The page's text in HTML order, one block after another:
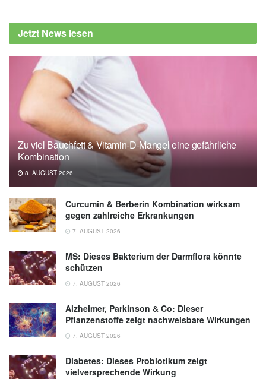
Jetzt News lesen
Zu viel Bauchfett & Vitamin-D-Mangel eine gefährliche
Kombination
8. AUGUST 2026
Curcumin & Berberin Kombination wirksam
gegen zahlreiche Erkrankungen
7. AUGUST 2026
MS: Dieses Bakterium der Darmflora könnte
schützen
7. AUGUST 2026
Alzheimer, Parkinson & Co: Dieser
Pflanzenstoffe zeigt nachweisbare Wirkungen
7. AUGUST 2026
Diabetes: Dieses Probiotikum zeigt
vielversprechende Wirkung